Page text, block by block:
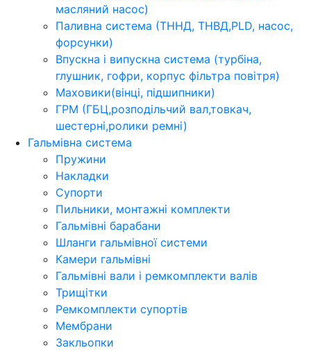
масляний насос)
Паливна система (ТННД, ТНВД,PLD, насос,
форсунки)
Впускна і випускна система (турбіна,
глушник, гофри, корпус фільтра повітря)
Маховики(вінці, підшипники)
ГРМ (ГБЦ,розподільчий вал,товкач,
шестерні,ролики ремні)
Гальмівна система
Пружини
Накладки
Супорти
Пильники, монтажні комплекти
Гальмівні барабани
Шланги гальмівної системи
Камери гальмівні
Гальмівні вали і ремкомплекти валів
Трищітки
Ремкомплекти супортів
Мембрани
Закльопки